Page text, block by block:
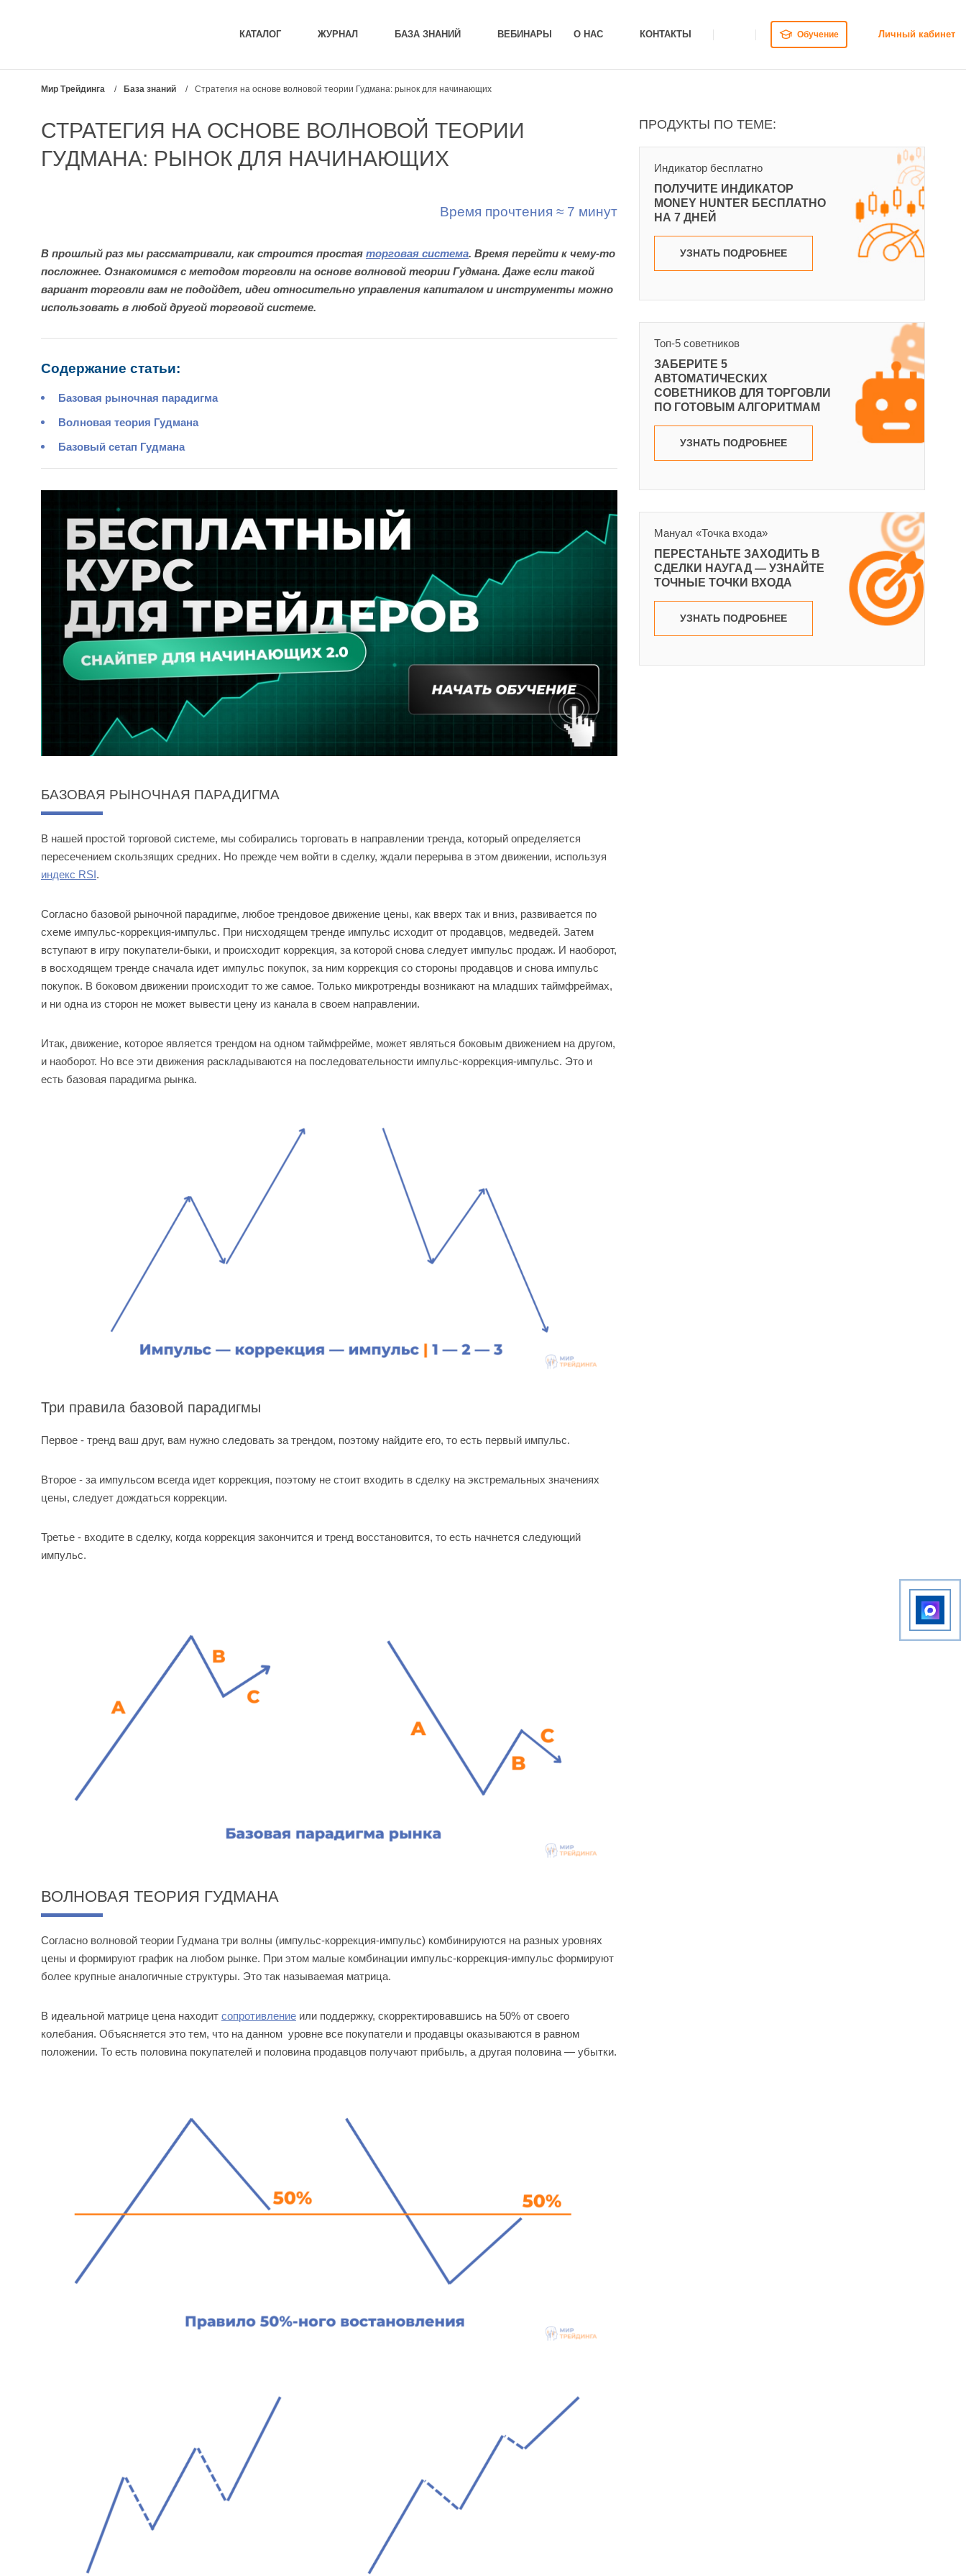
КАТАЛОГ ЖУРНАЛ БАЗА ЗНАНИЙ ВЕБИНАРЫ О НАС КОНТАКТЫ Обучение Личный кабинет
Мир Трейдинга / База знаний / Стратегия на основе волновой теории Гудмана: рынок для начинающих
СТРАТЕГИЯ НА ОСНОВЕ ВОЛНОВОЙ ТЕОРИИ
ГУДМАНА: РЫНОК ДЛЯ НАЧИНАЮЩИХ
Время прочтения ≈ 7 минут
В прошлый раз мы рассматривали, как строится простая торговая система. Время перейти к чему-то
посложнее. Ознакомимся с методом торговли на основе волновой теории Гудмана. Даже если такой
вариант торговли вам не подойдет, идеи относительно управления капиталом и инструменты можно
использовать в любой другой торговой системе.
Содержание статьи:
Базовая рыночная парадигма
Волновая теория Гудмана
Базовый сетап Гудмана
БАЗОВАЯ РЫНОЧНАЯ ПАРАДИГМА
В нашей простой торговой системе, мы собирались торговать в направлении тренда, который определяется
пересечением скользящих средних. Но прежде чем войти в сделку, ждали перерыва в этом движении, используя
индекс RSI.
Согласно базовой рыночной парадигме, любое трендовое движение цены, как вверх так и вниз, развивается по
схеме импульс-коррекция-импульс. При нисходящем тренде импульс исходит от продавцов, медведей. Затем
вступают в игру покупатели-быки, и происходит коррекция, за которой снова следует импульс продаж. И наоборот,
в восходящем тренде сначала идет импульс покупок, за ним коррекция со стороны продавцов и снова импульс
покупок. В боковом движении происходит то же самое. Только микротренды возникают на младших таймфреймах,
и ни одна из сторон не может вывести цену из канала в своем направлении.
Итак, движение, которое является трендом на одном таймфрейме, может являться боковым движением на другом,
и наоборот. Но все эти движения раскладываются на последовательности импульс-коррекция-импульс. Это и
есть базовая парадигма рынка.
Три правила базовой парадигмы
Первое - тренд ваш друг, вам нужно следовать за трендом, поэтому найдите его, то есть первый импульс.
Второе - за импульсом всегда идет коррекция, поэтому не стоит входить в сделку на экстремальных значениях
цены, следует дождаться коррекции.
Третье - входите в сделку, когда коррекция закончится и тренд восстановится, то есть начнется следующий
импульс.
ВОЛНОВАЯ ТЕОРИЯ ГУДМАНА
Согласно волновой теории Гудмана три волны (импульс-коррекция-импульс) комбинируются на разных уровнях
цены и формируют график на любом рынке. При этом малые комбинации импульс-коррекция-импульс формируют
более крупные аналогичные структуры. Это так называемая матрица.
В идеальной матрице цена находит сопротивление или поддержку, скорректировавшись на 50% от своего
колебания. Объясняется это тем, что на данном уровне все покупатели и продавцы оказываются в равном
положении. То есть половина покупателей и половина продавцов получают прибыль, а другая половина — убытки.
ПРОДУКТЫ ПО ТЕМЕ:
Индикатор бесплатно
ПОЛУЧИТЕ ИНДИКАТОР
MONEY HUNTER БЕСПЛАТНО
НА 7 ДНЕЙ
УЗНАТЬ ПОДРОБНЕЕ
Топ-5 советников
ЗАБЕРИТЕ 5
АВТОМАТИЧЕСКИХ
СОВЕТНИКОВ ДЛЯ ТОРГОВЛИ
ПО ГОТОВЫМ АЛГОРИТМАМ
УЗНАТЬ ПОДРОБНЕЕ
Мануал «Точка входа»
ПЕРЕСТАНЬТЕ ЗАХОДИТЬ В
СДЕЛКИ НАУГАД — УЗНАЙТЕ
ТОЧНЫЕ ТОЧКИ ВХОДА
УЗНАТЬ ПОДРОБНЕЕ